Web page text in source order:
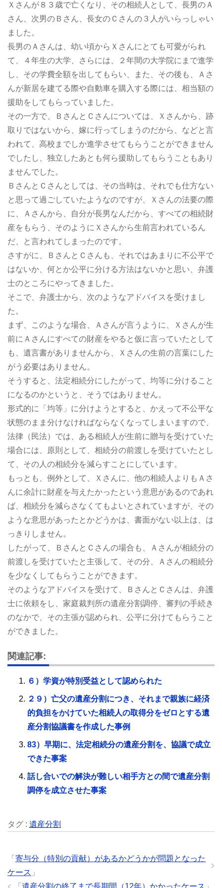
Ｘさんが８３歳で亡くなり、その相続人として、長男のＡ
さん、次男のＢさん、長女のＣさんの３人がいらっしゃい
ました。
長男のＡさんは、幼い頃からＸさんにとても可愛がられ
て、４年生の大学、さらには、２年間の大学院にまで進学
し、その学費全額を出してもらい、また、その後も、Ａさ
んが新居を建てる際や自動車を購入する際には、相当額の
援助をしてもらっていました。
その一方で、ＢさんとＣさんについては、Ｘさんから、跡
取りではないから、嫁に行ってしまうのだから、などと言
われて、高校までしか進学させてもらうことができません
でしたし、独立したあとも何ら援助してもらうこともあり
ませんでした。
ＢさんとＣさんとしては、その当時は、それでも仕方ない
と思って過ごしていたようなのですが、Ｘさんの法要の際
に、Ａさんから、自分が長男なんだから、すべての相続財
産をもらう、そのようにＸさんから生前言われているん
だ、と言われてしまったのです。
さすがに、ＢさんとＣさんも、それではあまりに不公平で
はないか、何とか公平に分ける方法はないかと思い、弁護
士のところにやってきました。
そこで、弁護士から、次のようなアドバイスを受けまし
た。
まず、このような場合、Ａさんが言うように、Ｘさんが生
前にＡさんにすべての財産をやると仮に言っていたとして
も、遺言書がありませんから、Ｘさんの生前の言葉にした
がう必要はありません。
そうすると、法定相続分にしたがって、均等に分けること
になるのかというと、そうではありません。
形式的に「均等」に分けようとすると、かえって不公平な
状態のまま分けなければならなくなってしまいますので、
法律（民法）では、ある相続人が生前に贈与を受けていた
場合には、原則として、相続分の前渡しを受けていたとし
て、その人の相続分を減らすことにしています。
もっとも、例外として、Ｘさんに、他の相続人よりもＡさ
んに余計に財産を与えたかったという意思があるのであれ
ば、相続分を減らさなくてもよいとされていますが、その
ような意思があったとかどうかは、書面がない以上は、は
っきりしません。
したがって、ＢさんとＣさんの場合も、Ａさんが相続分の
前渡しを受けていたと主張して、その分、Ａさんの相続分
を少なくしてもらうことができます。
そのようなアドバイスを受けて、ＢさんとＣさんは、弁護
士に依頼をし、家庭裁判所の遺産分割調停、審判の手続き
のなかで、その主張が認められ、公平に分けてもらうこと
ができました。
関連記事:
６）学資が特別受益として認められた
２９）亡父の遺産分割につき、それまで親族に経済
的負担をかけていた相続人の取得分をゼロとする遺
産分割協議書を作成した事例
83）早期に、法定相続分の遺産分割を、協議で成立
できた事案
話し合いでの解決が難しい相手方との間で遺産分割
調停を成立させた事案
タグ : 遺産分割
「 寄与分（特別の貢献）があるかどうかが問題となった
ケース 」
「 遺産分割の終了まで長期間（12年）かかったケース 」